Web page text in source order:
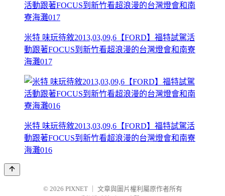
米特 味玩待敘2013,03,09,6【FORD】福特試駕活
動跟著FOCUS到新竹看超浪漫的台灣燈會和南寮
海灘017
米特 味玩待敘2013,03,09,6【FORD】福特試駕活
動跟著FOCUS到新竹看超浪漫的台灣燈會和南寮
海灘016
© 2026 PIXNET
文章與圖片權利屬原作者所有